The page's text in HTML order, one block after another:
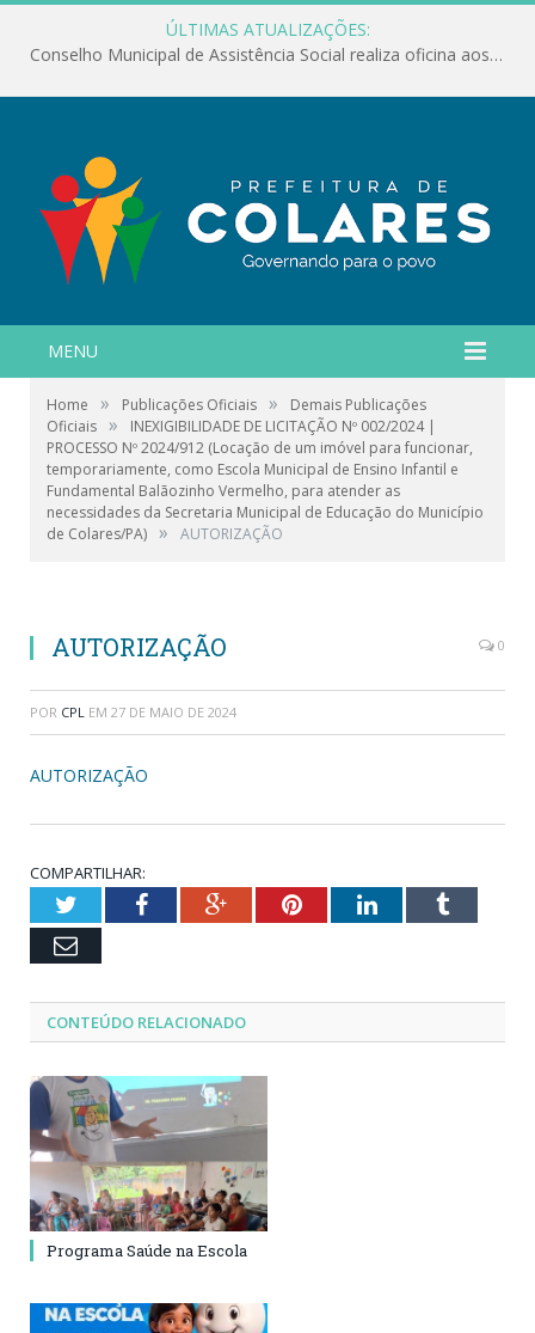
ÚLTIMAS ATUALIZAÇÕES:
Conselho Municipal de Assistência Social realiza oficina aos servidores
MENU
Home » Publicações Oficiais »
Demais Publicações
Oficiais »
INEXIGIBILIDADE DE LICITAÇÃO Nº 002/2024 |
PROCESSO Nº 2024/912 (Locação de um imóvel para funcionar,
temporariamente, como Escola Municipal de Ensino Infantil e
Fundamental Balãozinho Vermelho, para atender as
necessidades da Secretaria Municipal de Educação do Município
de Colares/PA) » AUTORIZAÇÃO
AUTORIZAÇÃO 0
POR CPL EM 27 DE MAIO DE 2024
AUTORIZAÇÃO
COMPARTILHAR:
TwitterFacebookGoogle+PinterestLinkedInTumblr
Email
CONTEÚDO RELACIONADO
Programa Saúde na Escola